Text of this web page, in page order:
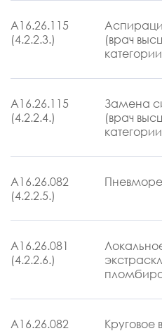
А16.26.115
(4.2.2.3.)
(врач
А16.26.115
(4.2.2.4.)
Замена
(врач
А16.26.082
(4.2.2.5.)
А16.26.081
(4.2.2.6.)
А16.26.082
Круговое